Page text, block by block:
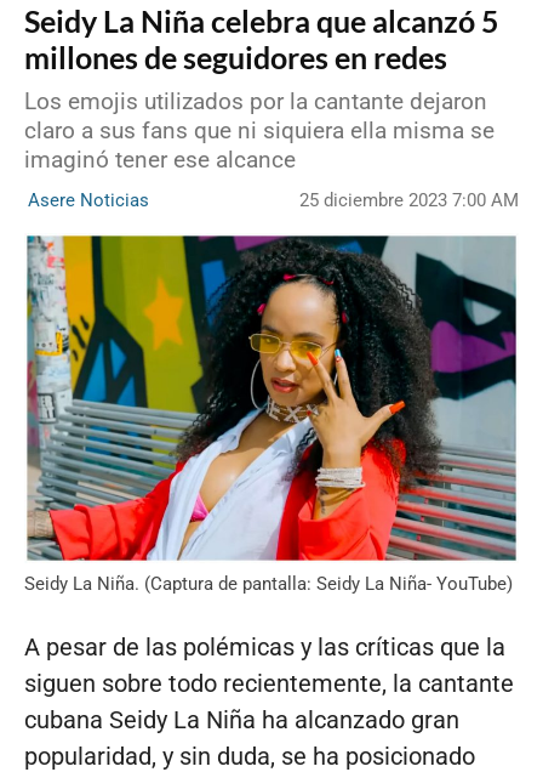
Seidy La Niña celebra que alcanzó 5
millones de seguidores en redes
Los emojis utilizados por la cantante dejaron
claro a sus fans que ni siquiera ella misma se
imaginó tener ese alcance
Asere Noticias 25 diciembre 2023 7:00 AM
Seidy La Niña. (Captura de pantalla: Seidy La Niña- YouTube)
A pesar de las polémicas y las críticas que la
siguen sobre todo recientemente, la cantante
cubana Seidy La Niña ha alcanzado gran
popularidad, y sin duda, se ha posicionado